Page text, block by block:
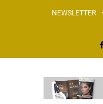
NEWSLETTER